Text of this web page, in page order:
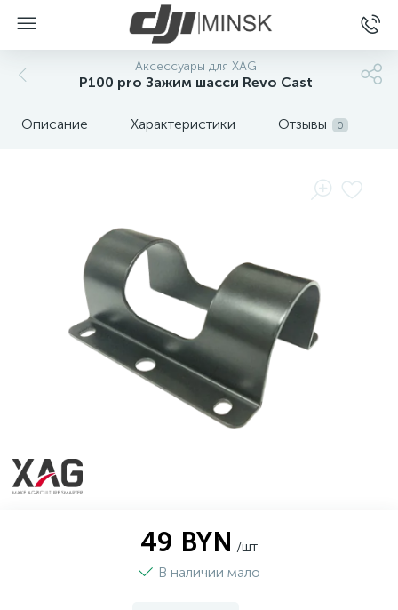
Аксессуары для XAG
P100 pro Зажим шасси Revo Cast
Описание Характеристики Отзывы 0
49 BYN /шт
В наличии мало